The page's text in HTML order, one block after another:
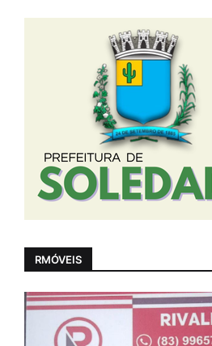
RMÓVEIS